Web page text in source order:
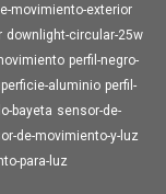
movimiento-exterior
downlight-circular-25w
perfil-negro-
aluminio perfil-
bayeta sensor-de-
de-movimiento-y-luz
para-luz